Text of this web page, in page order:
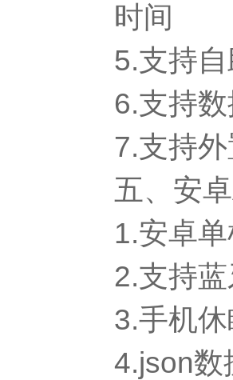
时间
5.支持
6.支持
7.支持
五、安
1.安卓
2.支持
3.手机
4.json数